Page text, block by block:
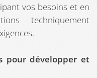
vos besoins et en
techniquement
pour développer et